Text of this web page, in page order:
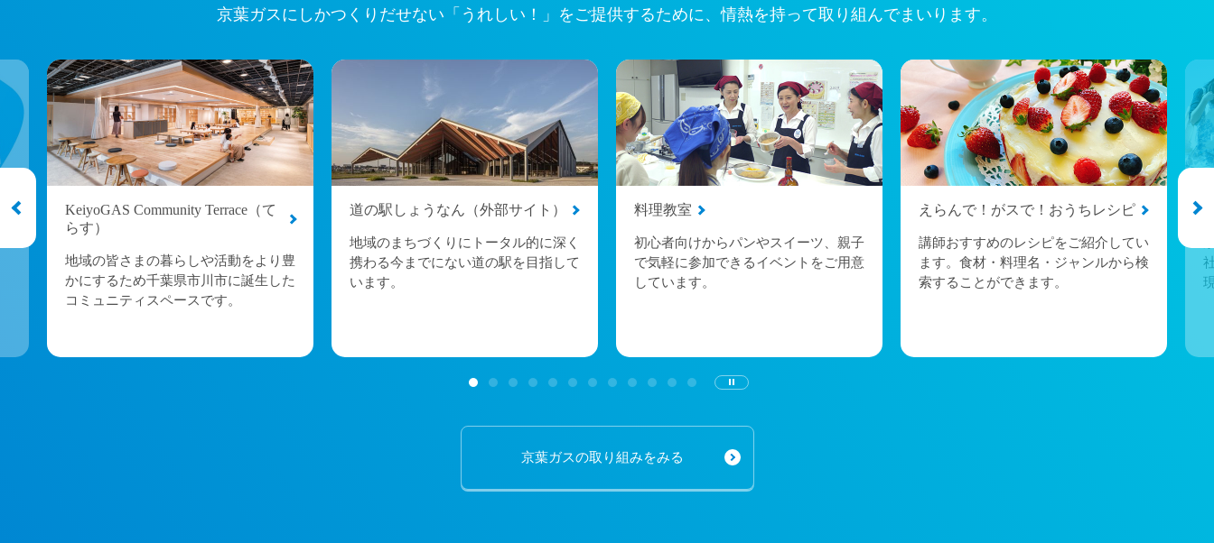
京葉ガスにしかつくりだせない 「うれしい！」をご提供するために、情熱を持って取り組んでまいります。
KeiyoGAS Community Terrace（て
らす）
地域の皆さまの暮らしや活動をより豊
かにするため千葉県市川市に誕生した
コミュニティスペースです。
道の駅しょうなん（外部サイト）
地域のまちづくりにトータル的に深く
携わる今までにない道の駅を目指して
います。
料理教室
初心者向けからパンやスイーツ、親子
で気軽に参加できるイベントをご用意
しています。
えらんで！がスで！おうちレシピ
講師おすすめのレシピをご紹介してい
ます。食材・料理名・ジャンルから検
索することができます。
京葉ガスの取り組みをみる